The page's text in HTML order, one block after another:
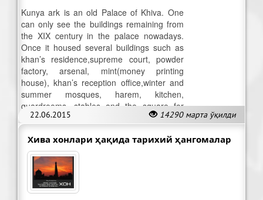
22.06.2015 14290 марта ўқилди
Kunya ark is an old Palace of Khiva. One
can only see the buildings remaining from
the XIX century in the palace nowadays.
Once it housed several buildings such as
khan’s residence,supreme court, powder
factory, arsenal, mint(money printing
house), khan’s reception office,winter and
summer mosques, harem, kitchen,
guardrooms, stables and the square for
celebrations.
Хива хонлари ҳақида тарихий ҳангомалар